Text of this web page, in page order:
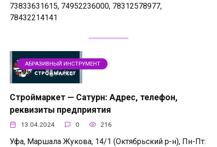
73833631615, 74952236000, 78312578977,
78432214141
АБРАЗИВНЫЙ ИНСТРУМЕНТ
Строймаркет — Сатурн: Адрес, телефон,
реквизиты предприятия
13.04.2024 0 216
Уфа, Маршала Жукова, 14/1 (Октябрьский р-н), Пн-Пт: